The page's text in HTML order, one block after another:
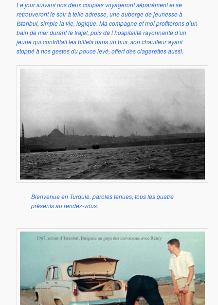
Le jour suivant nos deux couples voyageront séparément et se
retrouveront le soir à telle adresse, une auberge de jeunesse à
Istanbul, simple la vie, logique. Ma compagne et moi profiterons d’un
bain de mer durant le trajet, puis de l’hospitalité rayonnante d’un
jeune qui contrôlait les billets dans un bus, son chauffeur ayant
stoppé à nos gestes du pouce levé, offert des ciagarettes aussi.
Bienvenue en Turquie. paroles tenues,tous les quatre
présents au rendez-vous.